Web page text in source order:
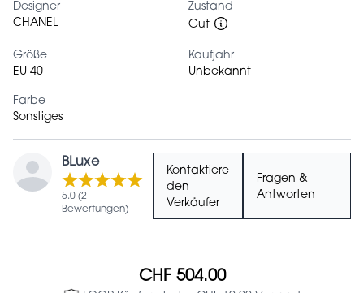
Designer
CHANEL
Zustand
Gut
Größe
EU 40
Kaufjahr
Unbekannt
Farbe
Sonstiges
BLuxe
5.0 (2
Bewertungen)
Kontaktiere
den
Verkäufer
Fragen &
Antworten
CHF 504.00